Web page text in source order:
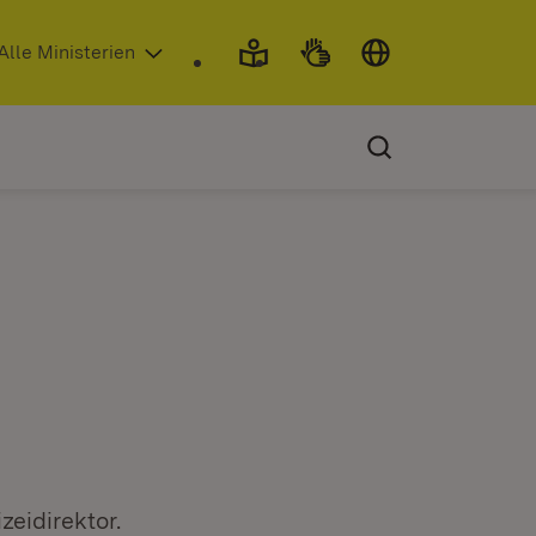
neuem Fenster)
Ministerien